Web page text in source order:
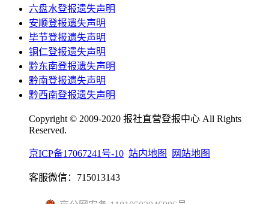
六盘水登报遗失声明
安顺登报遗失声明
毕节登报遗失声明
铜仁登报遗失声明
黔东南登报遗失声明
黔南登报遗失声明
黔西南登报遗失声明
Copyright © 2009-2020 报社直营登报中心 All Rights
Reserved.
京ICP备17067241号-10 站内地图 网站地图
客服微信：715013143